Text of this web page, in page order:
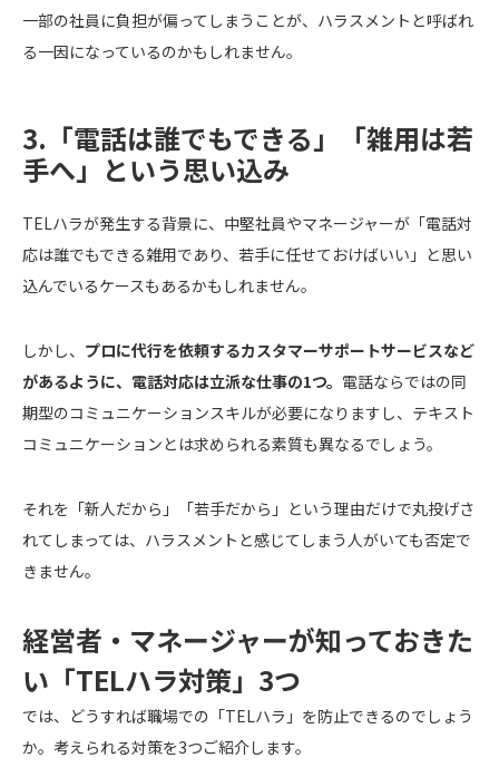
一部の社員に負担が偏ってしまうことが、ハラスメントと呼ばれ
る一因になっているのかもしれません。
3.「電話は誰でもできる」「雑用は若
手へ」という思い込み
TELハラが発生する背景に、中堅社員やマネージャーが「電話対
応は誰でもできる雑用であり、若手に任せておけばいい」と思い
込んでいるケースもあるかもしれません。
しかし、 プロに代行を依頼するカスタマーサポートサービスなど
があるように、電話対応は立派な仕事の1つ。 電話ならではの同
期型のコミュニケーションスキルが必要になりますし、テキスト
コミュニケーションとは求められる素質も異なるでしょう。
それを「新人だから」「若手だから」という理由だけで丸投げさ
れてしまっては、ハラスメントと感じてしまう人がいても否定で
きません。
経営者・マネージャーが知っておきた
い「TELハラ対策」3つ
では、どうすれば職場での「TELハラ」を防止できるのでしょう
か。考えられる対策を3つご紹介します。